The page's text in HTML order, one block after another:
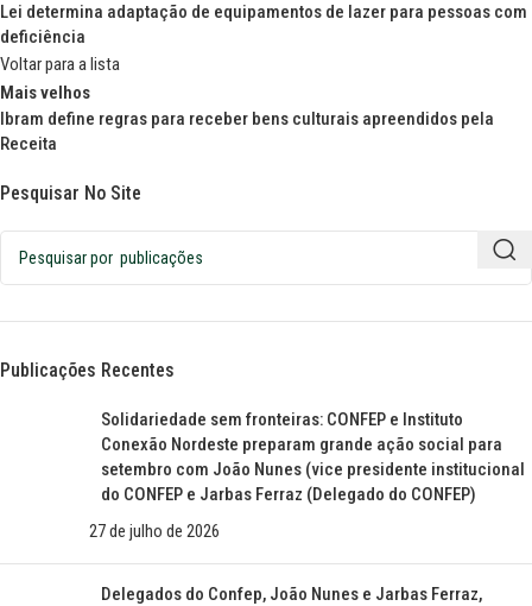
Lei determina adaptação de equipamentos de lazer para pessoas com
deficiência
Voltar para a lista
Mais velhos
Ibram define regras para receber bens culturais apreendidos pela
Receita
Pesquisar No Site
Publicações Recentes
Solidariedade sem fronteiras: CONFEP e Instituto
Conexão Nordeste preparam grande ação social para
setembro com João Nunes (vice presidente institucional
do CONFEP e Jarbas Ferraz (Delegado do CONFEP)
27 de julho de 2026
Delegados do Confep, João Nunes e Jarbas Ferraz,